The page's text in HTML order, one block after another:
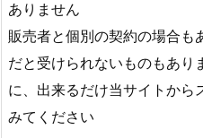
ありません
販売者と個別の契約の場合も
だと受けられないものもあり
に、出来るだけ当サイトから
みてください